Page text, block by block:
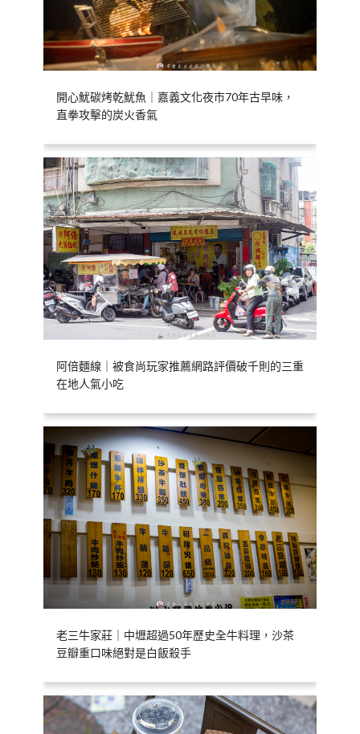
開心魷碳烤乾魷魚｜嘉義文化夜市70年古早味，
直拳攻擊的炭火香氣
阿倍麵線｜被食尚玩家推薦網路評價破千則的三重
在地人氣小吃
老三牛家莊｜中壢超過50年歷史全牛料理，沙茶
豆瓣重口味絕對是白飯殺手